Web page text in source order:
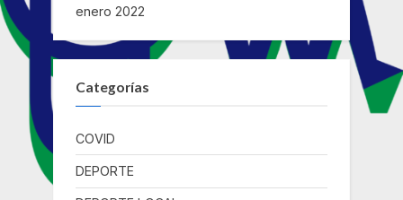
enero 2022
Categorías
COVID
DEPORTE